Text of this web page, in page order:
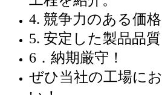
4. 競争力のある価格
5. 安定した製品品質
6．納期厳守！
ぜひ当社の工場に